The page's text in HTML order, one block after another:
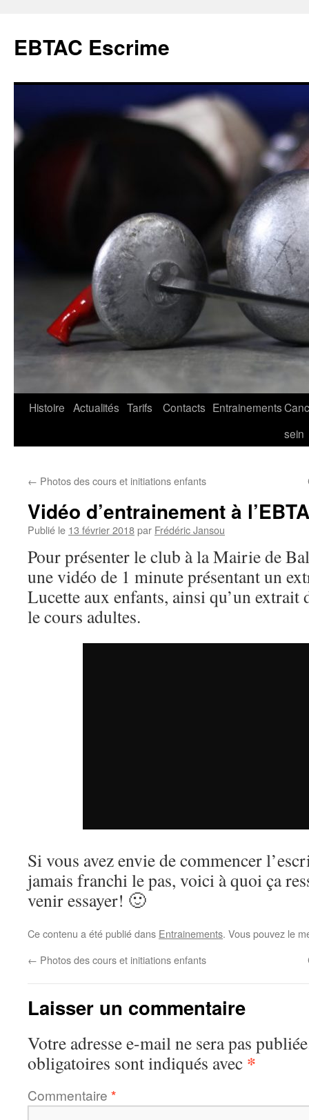
contenu
EBTAC Escrime
Histoire Actualités Tarifs Contacts Entrainements
sein
← Photos des cours et initiations enfants
Vidéo d’entrainement à
Publié le 13 février 2018par Frédéric Jansou
Pour présenter le club à la Mairie de
une vidéo de 1 minute présentant un
Lucette aux enfants, ainsi qu’un extrait
le cours adultes.
Si vous avez envie de commencer
jamais franchi le pas, voici à quoi ça
venir essayer! 🙂
Ce contenu a été publié dans Entrainements. Vous pouvez le
← Photos des cours et initiations enfants
Laisser un commentaire
Votre adresse e-mail ne sera pas
obligatoires sont indiqués avec *
Commentaire *